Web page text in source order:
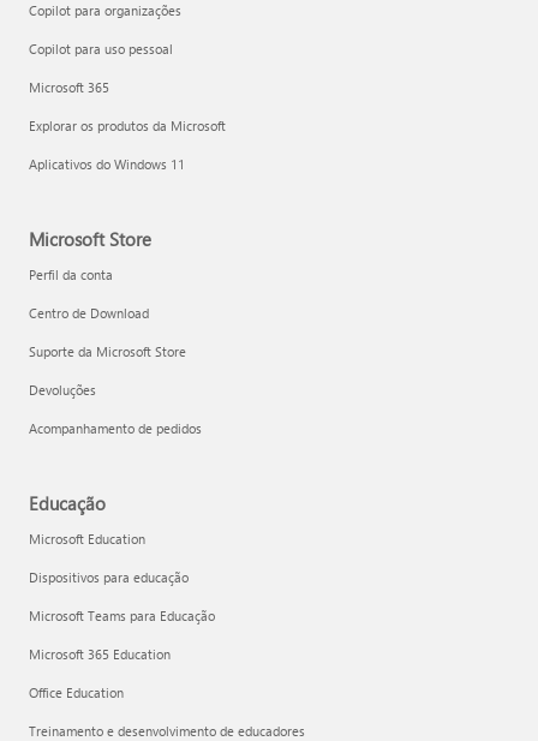
Copilot para organizações
Copilot para uso pessoal
Microsoft 365
Explorar os produtos da Microsoft
Aplicativos do Windows 11
Microsoft Store
Perfil da conta
Centro de Download
Suporte da Microsoft Store
Devoluções
Acompanhamento de pedidos
Educação
Microsoft Education
Dispositivos para educação
Microsoft Teams para Educação
Microsoft 365 Education
Office Education
Treinamento e desenvolvimento de educadores